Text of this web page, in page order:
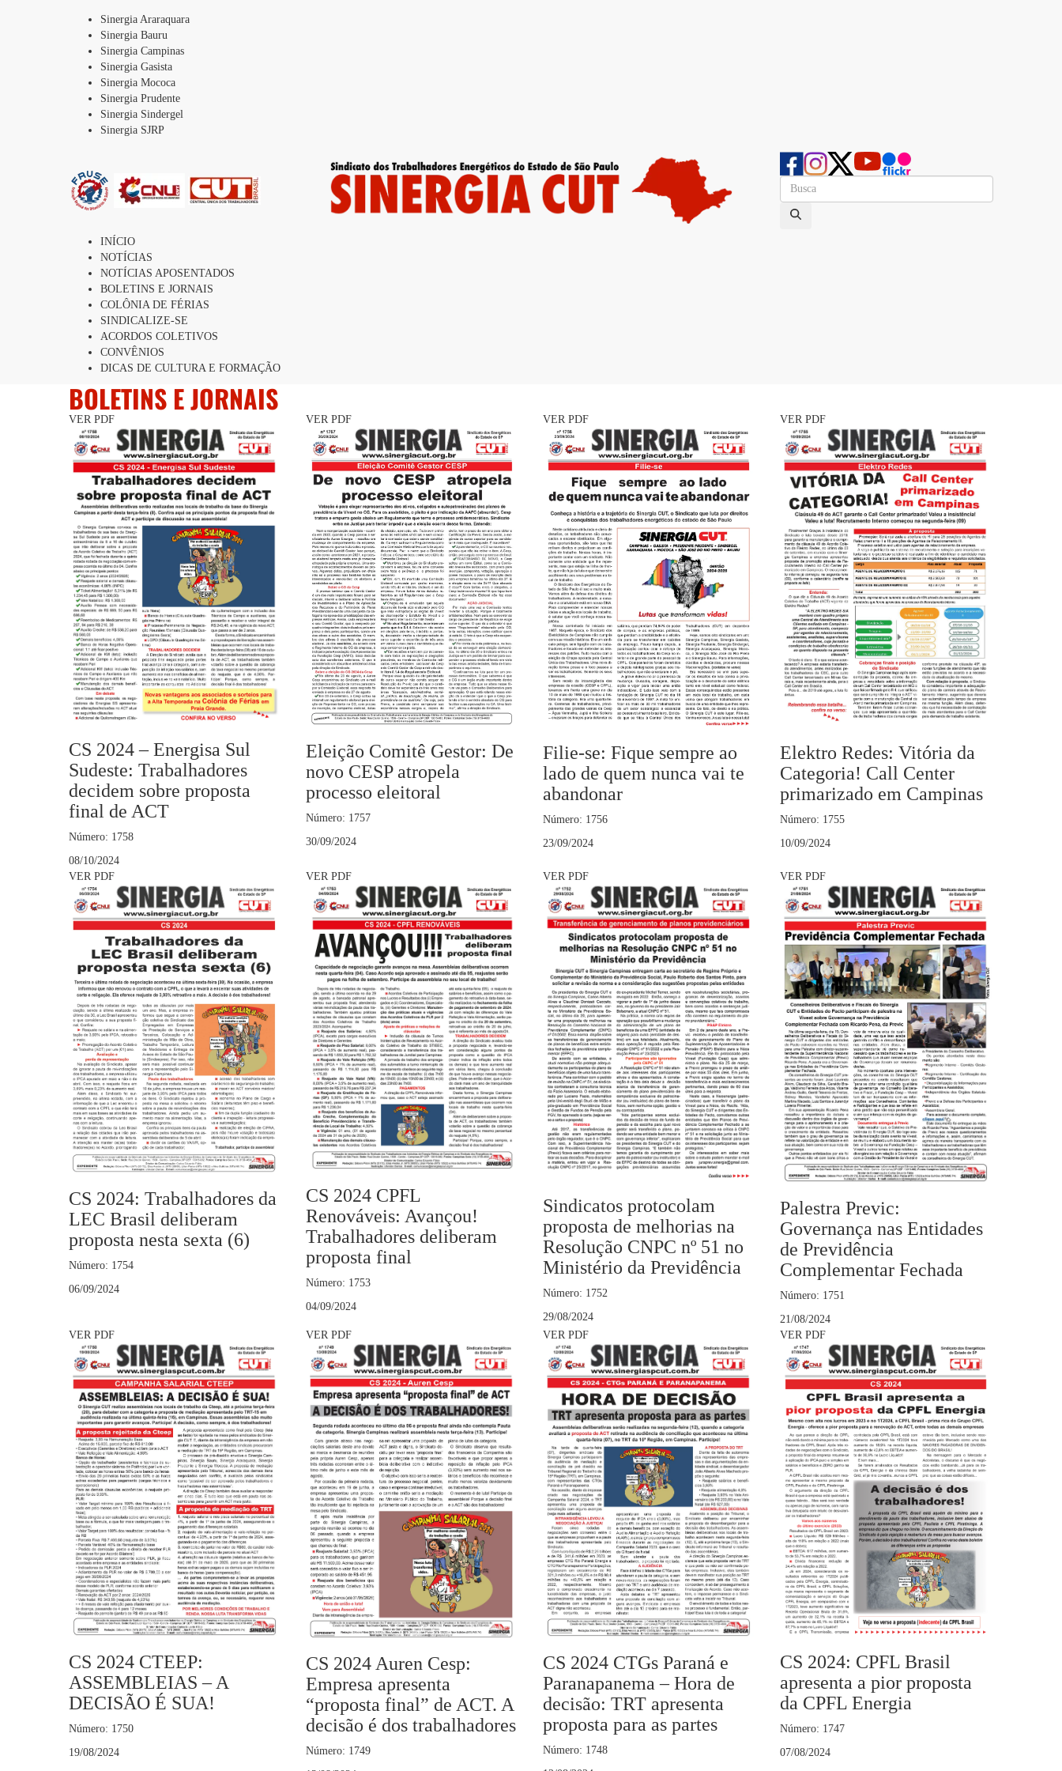
Sinergia Araraquara
Sinergia Bauru
Sinergia Campinas
Sinergia Gasista
Sinergia Mococa
Sinergia Prudente
Sinergia Sindergel
Sinergia SJRP
INÍCIO
NOTÍCIAS
NOTÍCIAS APOSENTADOS
BOLETINS E JORNAIS
COLÔNIA DE FÉRIAS
SINDICALIZE-SE
ACORDOS COLETIVOS
CONVÊNIOS
DICAS DE CULTURA E FORMAÇÃO
BOLETINS E JORNAIS
VER PDF
CS 2024 – Energisa Sul
Sudeste: Trabalhadores
decidem sobre proposta
final de ACT
Número: 1758
08/10/2024
VER PDF
Eleição Comitê Gestor: De
novo CESP atropela
processo eleitoral
Número: 1757
30/09/2024
VER PDF
Filie-se: Fique sempre ao
lado de quem nunca vai te
abandonar
Número: 1756
23/09/2024
VER PDF
Elektro Redes: Vitória da
Categoria! Call Center
primarizado em Campinas
Número: 1755
10/09/2024
VER PDF
CS 2024: Trabalhadores da
LEC Brasil deliberam
proposta nesta sexta (6)
Número: 1754
06/09/2024
VER PDF
CS 2024 CPFL
Renováveis: Avançou!
Trabalhadores deliberam
proposta final
Número: 1753
04/09/2024
VER PDF
Sindicatos protocolam
proposta de melhorias na
Resolução CNPC nº 51 no
Ministério da Previdência
Número: 1752
29/08/2024
VER PDF
Palestra Previc:
Governança nas Entidades
de Previdência
Complementar Fechada
Número: 1751
21/08/2024
VER PDF
CS 2024 CTEEP:
ASSEMBLEIAS – A
DECISÃO É SUA!
Número: 1750
19/08/2024
VER PDF
CS 2024 Auren Cesp:
Empresa apresenta
“proposta final” de ACT. A
decisão é dos trabalhadores
Número: 1749
VER PDF
CS 2024 CTGs Paraná e
Paranapanema – Hora de
decisão: TRT apresenta
proposta para as partes
Número: 1748
VER PDF
CS 2024: CPFL Brasil
apresenta a pior proposta
da CPFL Energia
Número: 1747
07/08/2024